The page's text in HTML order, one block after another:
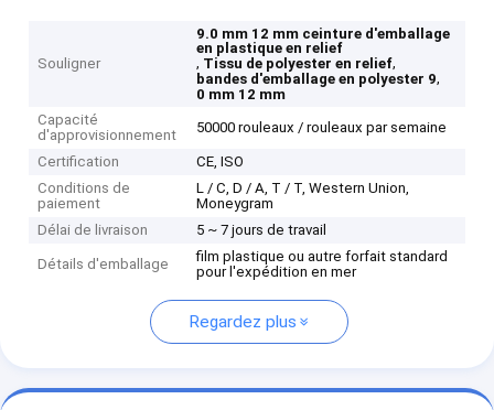
Souligner
9.0 mm 12 mm ceinture d'emballage
en plastique en relief
, Tissu de polyester en relief,
bandes d'emballage en polyester 9,
0 mm 12 mm
Capacité
d'approvisionnement
50000 rouleaux / rouleaux par semaine
Certification
CE, ISO
Conditions de
paiement
L / C, D / A, T / T, Western Union,
Moneygram
Délai de livraison
5 ~ 7 jours de travail
Détails d'emballage
film plastique ou autre forfait standard
pour l'expédition en mer
Regardez plus